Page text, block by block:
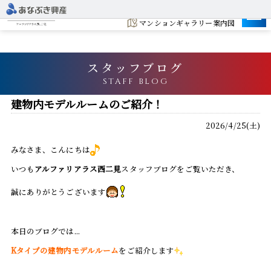
マンションギャラリー案内図
スタッフブログ
STAFF BLOG
建物内モデルルームのご紹介！
2026/4/25(土)
みなさま、こんにちは
いつも アルファリアラス西二見スタッフブログをご覧いただき、
誠にありがとうございます
本日のブログでは...
Kタイプの建物内モデルルームをご紹介します